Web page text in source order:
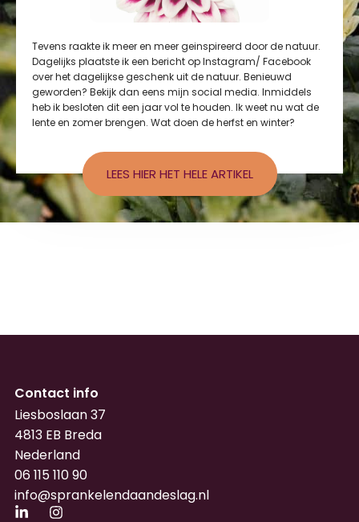
Tevens raakte ik meer en meer geinspireerd door de natuur.
Dagelijks plaatste ik een bericht op Instagram/ Facebook
over het dagelijkse geschenk uit de natuur. Benieuwd
geworden? Bekijk dan eens mijn social media. Inmiddels
heb ik besloten dit een jaar vol te houden. Ik weet nu wat de
lente en zomer brengen. Wat doen de herfst en winter?
LEES HIER HET HELE ARTIKEL
Contact info
Liesboslaan 37
4813 EB Breda
Nederland
06 115 110 90
info@sprankelendaandeslag.nl